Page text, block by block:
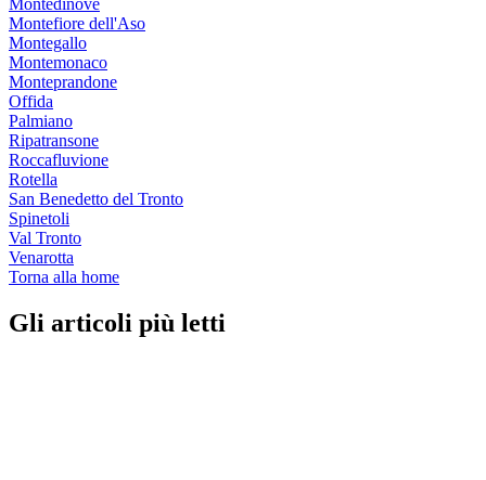
Montedinove
Montefiore dell'Aso
Montegallo
Montemonaco
Monteprandone
Offida
Palmiano
Ripatransone
Roccafluvione
Rotella
San Benedetto del Tronto
Spinetoli
Val Tronto
Venarotta
Torna alla home
Gli articoli più letti